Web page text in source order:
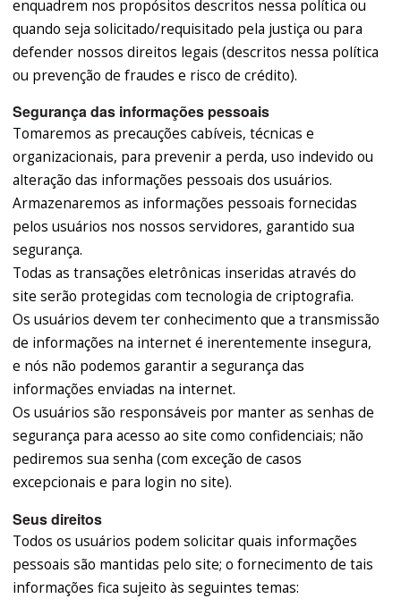
enquadrem nos propósitos descritos nessa política ou
quando seja solicitado/requisitado pela justiça ou para
defender nossos direitos legais (descritos nessa política
ou prevenção de fraudes e risco de crédito).
Segurança das informações pessoais
Tomaremos as precauções cabíveis, técnicas e
organizacionais, para prevenir a perda, uso indevido ou
alteração das informações pessoais dos usuários.
Armazenaremos as informações pessoais fornecidas
pelos usuários nos nossos servidores, garantido sua
segurança.
Todas as transações eletrônicas inseridas através do
site serão protegidas com tecnologia de criptografia.
Os usuários devem ter conhecimento que a transmissão
de informações na internet é inerentemente insegura,
e nós não podemos garantir a segurança das
informações enviadas na internet.
Os usuários são responsáveis por manter as senhas de
segurança para acesso ao site como confidenciais; não
pediremos sua senha (com exceção de casos
excepcionais e para login no site).
Seus direitos
Todos os usuários podem solicitar quais informações
pessoais são mantidas pelo site; o fornecimento de tais
informações fica sujeito às seguintes temas: